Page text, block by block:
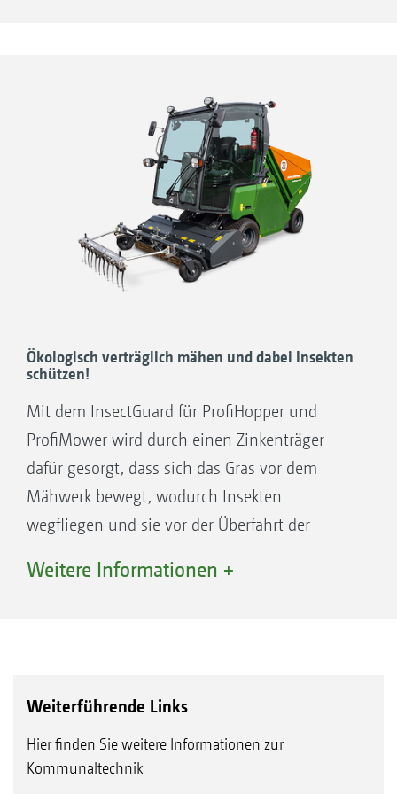
Ökologisch verträglich mähen und dabei Insekten
schützen!
Mit dem InsectGuard für ProfiHopper und
ProfiMower wird durch einen Zinkenträger
dafür gesorgt, dass sich das Gras vor dem
Mähwerk bewegt, wodurch Insekten
wegfliegen und sie vor der Überfahrt der
„Angesichts der maximal möglichen
1500 Cab – 2/2026
Weitere Informationen +
Weiterführende Links
Hier finden Sie weitere Informationen zur
Kommunaltechnik